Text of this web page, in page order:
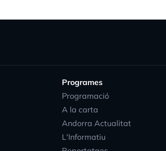
Programes
Programació
A la carta
Andorra Actualitat
L'Informatiu